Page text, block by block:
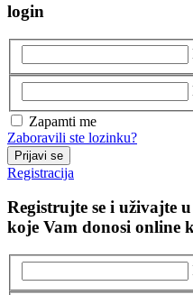
login
Zapamti me
Zaboravili ste lozinku?
Prijavi se
Registracija
Registrujte se i uživajte
koje Vam donosi online